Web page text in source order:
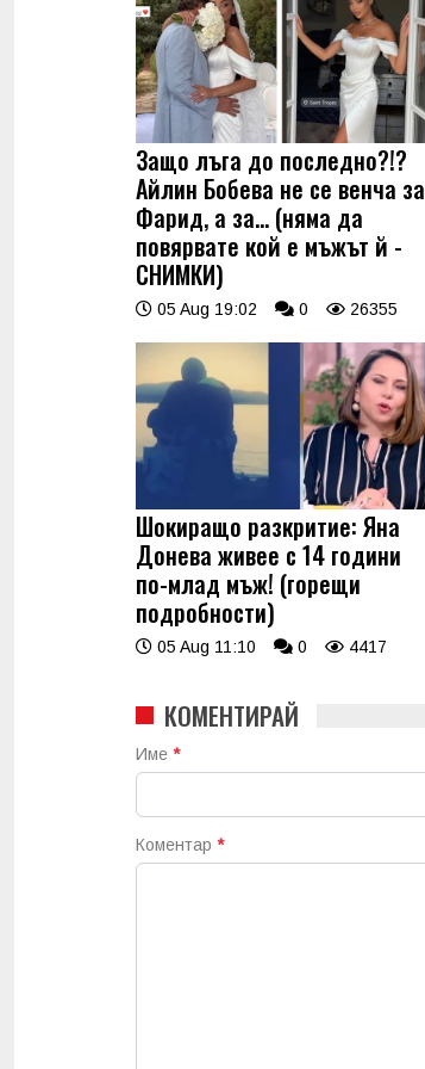
Защо лъга до последно?!?
Айлин Бобева не се венча за
Фарид, а за... (няма да
повярвате кой е мъжът й -
СНИМКИ)
05 Aug 19:02 0 26355
Шокиращо разкритие: Яна
Донева живее с 14 години
по-млад мъж! (горещи
подробности)
05 Aug 11:10 0 4417
КОМЕНТИРАЙ
Име *
Коментар *